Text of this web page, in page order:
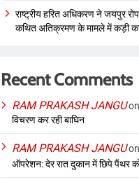
राष्ट्रीय हरित अधिकरण ने जयपुर
कथित अतिक्रमण के मामले में कड़ी
Recent Comments
RAM PRAKASH JANGU
विचरण कर रही बाघिन
RAM PRAKASH JANGU
ऑपरेशन: देर रात दुकान में छिपे पैंथर